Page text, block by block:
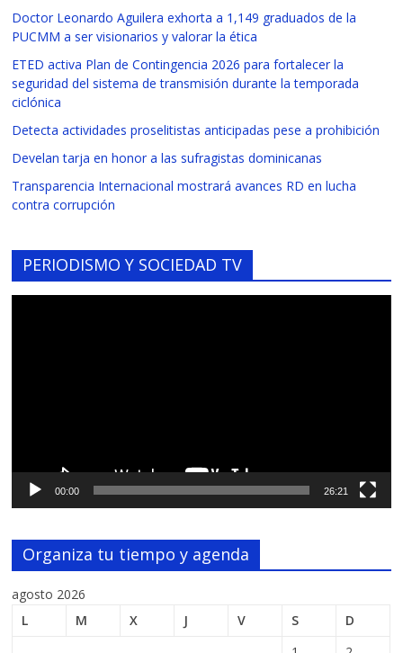
Doctor Leonardo Aguilera exhorta a 1,149 graduados de la
PUCMM a ser visionarios y valorar la ética
ETED activa Plan de Contingencia 2026 para fortalecer la
seguridad del sistema de transmisión durante la temporada
ciclónica
Detecta actividades proselitistas anticipadas pese a prohibición
Develan tarja en honor a las sufragistas dominicanas
Transparencia Internacional mostrará avances RD en lucha
contra corrupción
PERIODISMO Y SOCIEDAD TV
00:00 26:21
Organiza tu tiempo y agenda
agosto 2026
L
M X J V S
D